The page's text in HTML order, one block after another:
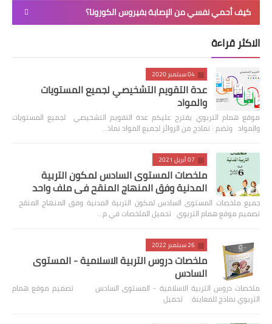
كيف أحمي نفسي من الإصابة بفيروس الكورونا؟
الاكثر قراءة
04 سبتمبر 2020
عدة التقويم التشخيصي لجميع المستويات
والمواد
موقع همام التربوي يقترح عليكم عدة التقويم التشخيصي لجميع المستويات
والمواد وتضم : نماذج من الروائز لجميع المواد نماذ…
07 أبريل 2021
ملخصات المستوى السادس لمكون التربية
المدنية وفق المنهاج المنقح في ملف واحد
جميع ملخصات المستوى السادس لمكون التربية المدنية وفق المنهاج المنقح
تصميم موقع همام التربوي تحميل الملخصات في م…
26 سبتمبر 2022
ملخصات دروس التربية الاسلامية - المستوى
السادس
ملخصات دروس التربية الاسلامية - المستوى السادس تصميم موقع همام
التربوي نماذج للمعاينة تحميل